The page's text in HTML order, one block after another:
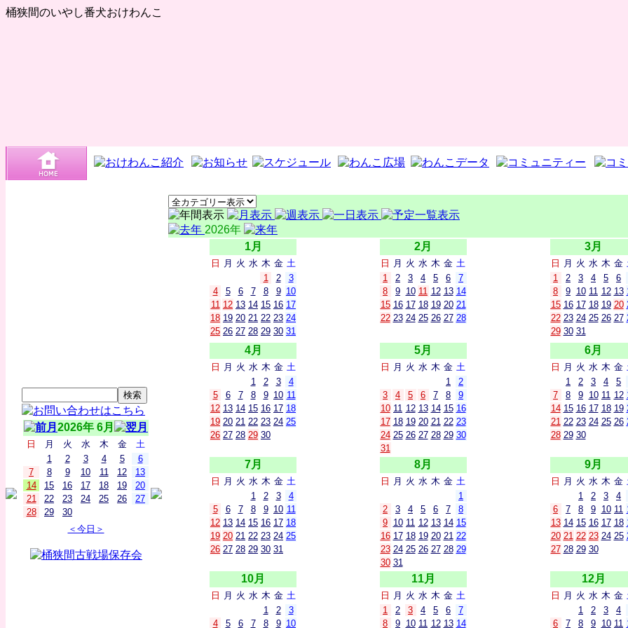
桶狭間のいやし番犬おけわんこ
2026年 6月
日 月 火 水 木 金
土
1
2 3 4 5
6
7
8 9 10 11 12
13
14
15 16 17 18 19
20
21
22 23 24 25 26
27
28
29
30
＜今日＞
2026年
1月
日 月 火 水 木 金 土
1
2
3
4
5 6 7 8 9 10
11 12 13 14 15 16 17
18 19 20 21 22 23 24
25 26 27 28 29 30 31
2月
日 月 火 水 木 金 土
1
2 3 4 5 6
7
8
9 10 11 12 13 14
15 16 17 18 19 20 21
22 23 24 25 26 27 28
3月
日 月 火 水 木 金
1
2 3 4 5 6
8
9 10 11 12 13
15 16 17 18 19 20
22 23 24 25 26 27
29 30 31
4月
日 月 火 水 木 金 土
1
2 3
4
5
6 7 8 9 10 11
12 13 14 15 16 17 18
19 20 21 22 23 24 25
26 27 28 29 30
5月
日 月 火 水 木 金 土
1
2
3
4 5 6 7 8
9
10 11 12 13 14 15 16
17 18 19 20 21 22 23
24 25 26 27 28 29 30
31
6月
日 月 火 水 木 金
1
2 3 4 5
7
8 9 10 11 12
14 15 16 17 18 19
21 22 23 24 25 26
28 29 30
7月
日 月 火 水 木 金 土
1
2 3
4
5
6 7 8 9 10 11
12 13 14 15 16 17 18
19 20 21 22 23 24 25
26 27 28 29 30 31
8月
日 月 火 水 木 金 土
1
2
3 4 5 6 7
8
9 10 11 12 13 14 15
16 17 18 19 20 21 22
23 24 25 26 27 28 29
30 31
9月
日 月 火 水 木 金
1
2 3 4
6
7 8 9 10 11
13 14 15 16 17 18
20 21 22 23 24 25
27 28 29 30
10月
日 月 火 水 木 金 土
1
2
3
4
5 6 7 8 9 10
11月
日 月 火 水 木 金 土
1
2 3 4 5 6
7
8
9 10 11 12 13 14
12月
日 月 火 水 木 金
1
2 3 4
6
7 8 9 10 11